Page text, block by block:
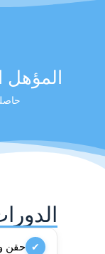
المؤهل
✔ حقن